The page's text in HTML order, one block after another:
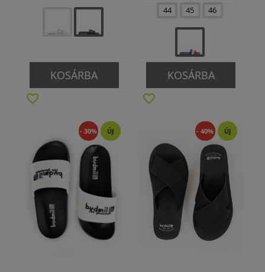
KOSÁRBA
44
45 46
KOSÁRBA
- 30% ÚJ - 40% ÚJ